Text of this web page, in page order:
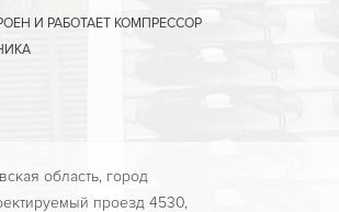
И РАБОТАЕТ КОМПРЕССОР
область, город
проезд 4530,